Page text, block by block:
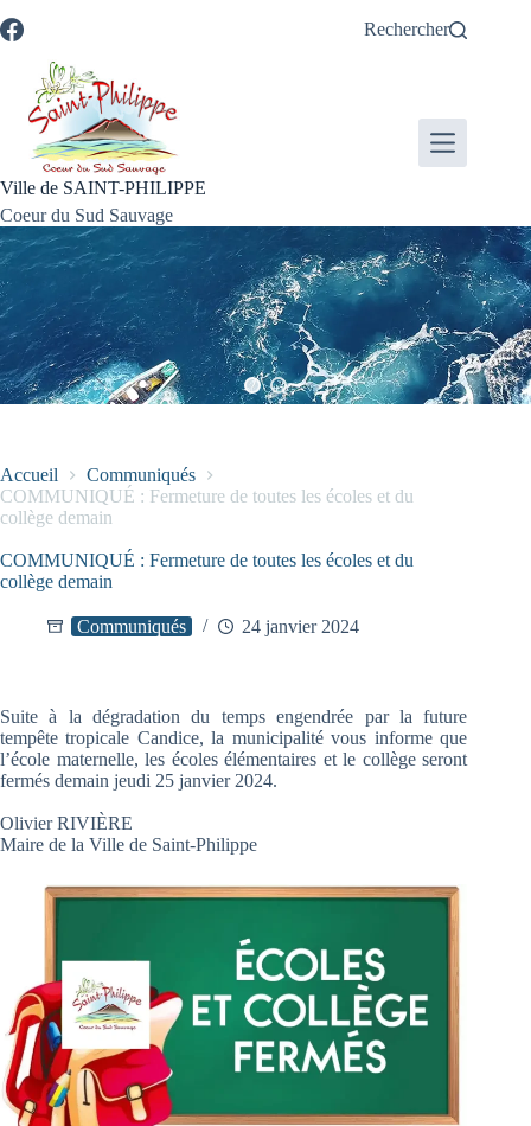
au
au
à
recherche
au
Rechercher
Ville de SAINT-PHILIPPE
Coeur du Sud Sauvage
Accueil
Communiqués
COMMUNIQUÉ : Fermeture de toutes les écoles et du
collège demain
COMMUNIQUÉ : Fermeture de toutes les écoles et du
collège demain
Communiqués 24 janvier 2024
Suite à la dégradation du temps engendrée par la future
tempête tropicale Candice, la municipalité vous informe que
l’école maternelle, les écoles élémentaires et le collège seront
fermés demain jeudi 25 janvier 2024.
Olivier RIVIÈRE
Maire de la Ville de Saint-Philippe